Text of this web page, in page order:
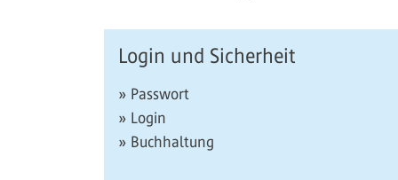
Login und Sicherheit
» Passwort
» Login
» Buchhaltung